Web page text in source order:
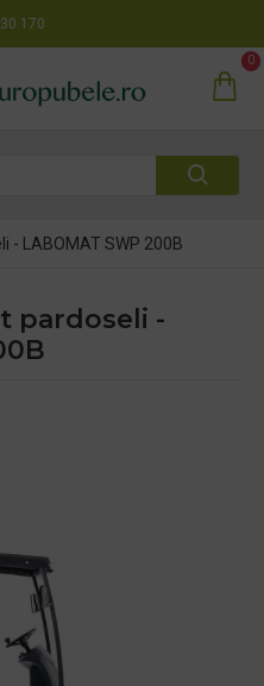
170
0
- LABOMAT SWP 200B
pardoseli -